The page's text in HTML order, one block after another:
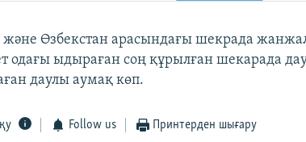
және Өзбекстан арасындағы шекрада
одағы ыдыраған соң құрылған шекарада
даулы аумақ көп.
Follow us Принтерден шығару